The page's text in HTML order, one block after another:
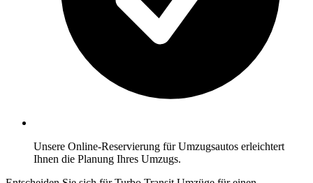
Unsere Online-Reservierung für Umzugsautos erleichtert
Ihnen die Planung Ihres Umzugs.